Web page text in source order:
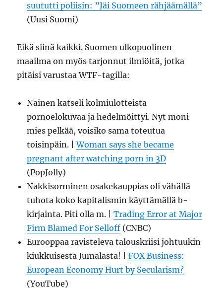
suututti poliisin: ”Jäi Suomeen rähjäämällä”
(Uusi Suomi)
Eikä siinä kaikki. Suomen ulkopuolinen
maailma on myös tarjonnut ilmiöitä, jotka
pitäisi varustaa WTF-tagilla:
Nainen katseli kolmiulotteista
pornoelokuvaa ja hedelmöittyi. Nyt moni
mies pelkää, voisiko sama toteutua
toisinpäin. |Woman says she became
pregnant after watching porn in 3D
(PopJolly)
Nakkisorminen osakekauppias oli vähällä
tuhota koko kapitalismin käyttämällä b-
kirjainta. Piti olla m. |Trading Error at Major
Firm Blamed For Selloff (CNBC)
Eurooppaa ravisteleva talouskriisi johtuukin
kiukkuisesta Jumalasta! |FOX Business:
European Economy Hurt by Secularism?
(YouTube)